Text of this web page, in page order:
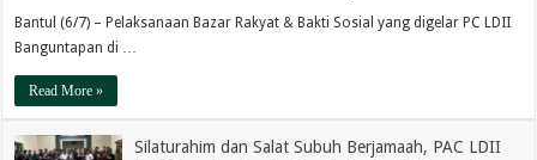
Bantul (6/7) – Pelaksanaan Bazar Rakyat & Bakti Sosial yang digelar PC LDII
Banguntapan di …
Read More »
Silaturahim dan Salat Subuh Berjamaah, PAC LDII